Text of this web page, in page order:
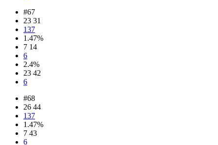
#67
23 31
137
1.47%
7 14
6
2.4%
23 42
6
#68
26 44
137
1.47%
7 43
6